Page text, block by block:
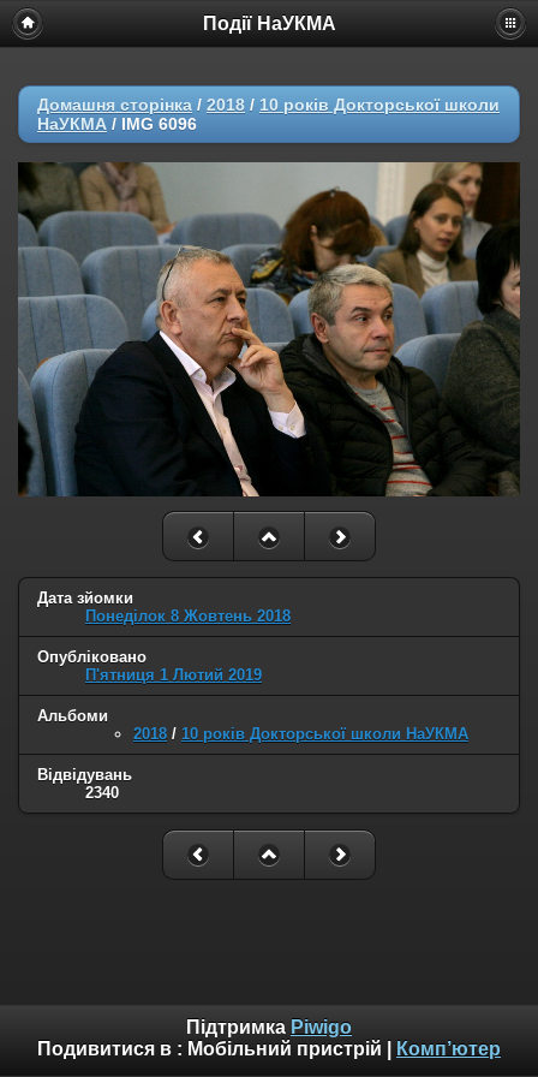
Події НаУКМА
Домашня сторінка / 2018 / 10 років Докторської школи
НаУКМА / IMG 6096
Дата зйомки
Понеділок 8 Жовтень 2018
Опубліковано
П'ятниця 1 Лютий 2019
Альбоми
2018 / 10 років Докторської школи НаУКМА
Відвідувань
2340
Підтримка Piwigo
Подивитися в : Мобільний пристрій Комп’ютер